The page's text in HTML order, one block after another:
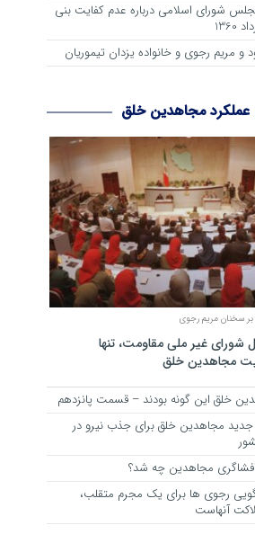
شورای اسلامی درباره عدم كفایت بنی
و مریم رجوی و خانواده یزدان تیموریان
عملکرد مجاهدین خلق
سخنان مریم رجوی
شورای غیر ملی مقاومت، تنها
مجاهدین خلق
خلق این گونه بودند – قسمت پانزدهم
جدید مجاهدین خلق برای جذب نیرو در
مجاهدین چه شد؟
رجوی ها برای یک مجرم متقلب،
آنهاست